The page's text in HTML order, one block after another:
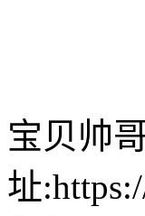
宝贝帅
址